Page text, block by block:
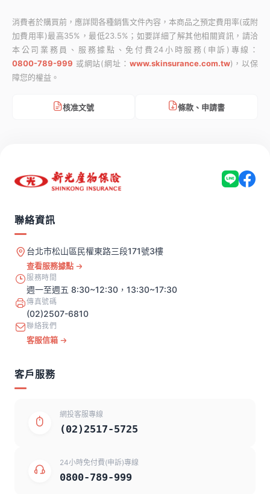
消費者於購買前，應詳閱各種銷售文件內容，本商品之預定費用率(或附
加費用率)最高35%，最低23.5%；如要詳細了解其他相關資訊，請洽
本公司業務員、服務據點、免付費24小時服務(申訴)專線：
0800-789-999 或網站(網址： www.skinsurance.com.tw)，以保
障您的權益。
核准文號 條款、申請書
聯絡資訊
台北市松山區民權東路三段171號3樓
查看服務據點
服務時間
週一至週五 8:30~12:30，13:30~17:30
傳真號碼
(02)2507-6810
聯絡我們
客服信箱
客戶服務
網投客服專線
(02)2517-5725
24小時免付費(申訴)專線
0800-789-999